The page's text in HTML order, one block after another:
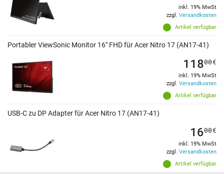
Artikel verfügbar
inkl. 19% MwSt
zzgl. Versandkosten
Portabler ViewSonic Monitor 16" FHD für Acer Nitro 17 (AN17-41)
Artikel verfügbar
11800€
inkl. 19% MwSt
zzgl. Versandkosten
USB-C zu DP Adapter für Acer Nitro 17 (AN17-41)
Artikel verfügbar
1600€
inkl. 19% MwSt
zzgl. Versandkosten